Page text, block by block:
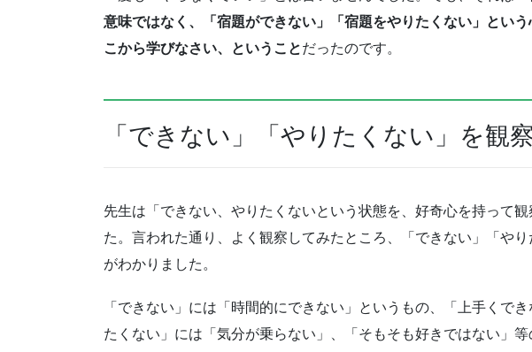
意味ではなく、「宿題ができない」「宿題をやりたくない」とい
こから学びなさい、ということだったのです。
「できない」「やりたくない」を観
先生は「できない、やりたくないという状態を、好奇心を持って
た。言われた通り、よく観察してみたところ、「できない」「や
がわかりました。
「できない」には「時間的にできない」というもの、「上手くで
たくない」には「気分が乗らない」、「そもそも好きではない」